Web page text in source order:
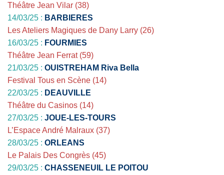
Théâtre Jean Vilar (38)
14/03/25 : BARBIERES
Les Ateliers Magiques de Dany Larry (26)
16/03/25 : FOURMIES
Théâtre Jean Ferrat (59)
21/03/25 : OUISTREHAM Riva Bella
Festival Tous en Scène (14)
22/03/25 : DEAUVILLE
Théâtre du Casinos (14)
27/03/25 : JOUE-LES-TOURS
L’Espace André Malraux (37)
28/03/25 : ORLEANS
Le Palais Des Congrès (45)
29/03/25 : CHASSENEUIL LE POITOU